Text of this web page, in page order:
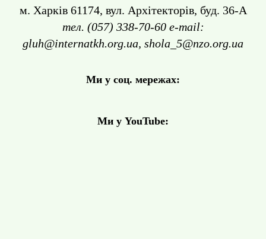
м. Харків 61174, вул. Архітекторів, буд. 36-А
тел. (057) 338-70-60 e-mail:
gluh@internatkh.org.ua, shola_5@nzo.org.ua
Ми у соц. мережах:
Ми у YouTube: